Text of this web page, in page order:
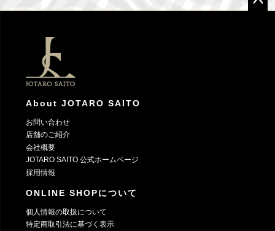
About JOTARO SAITO
お問い合わせ
店舗のご紹介
会社概要
JOTARO SAITO 公式ホームページ
採用情報
ONLINE SHOPについて
個人情報の取扱について
特定商取引法に基づく表示